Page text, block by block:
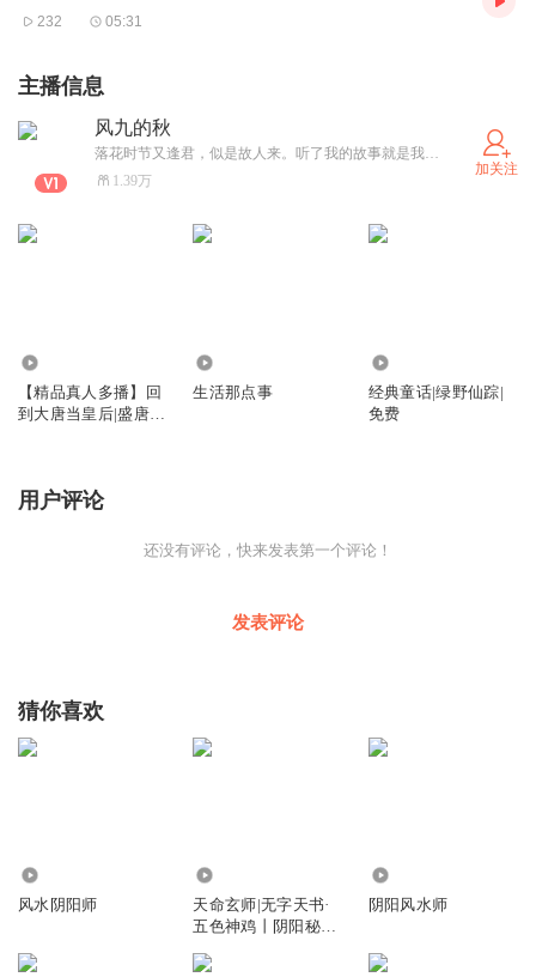
232 05:31
主播信息
风九的秋
落花时节又逢君，似是故人来。听了我的故事就是我的故人啦。告诉我，风九听故事会一直默默关注你呦。
1.39万
加关注
【精品真人多播】回
到大唐当皇后|盛唐贤
生活那点事
经典童话|绿野仙踪|
免费
用户评论
还没有评论，快来发表第一个评论！
发表评论
猜你喜欢
风水阴阳师
天命玄师|无字天书·
五色神鸡丨阴阳秘术
阴阳风水师